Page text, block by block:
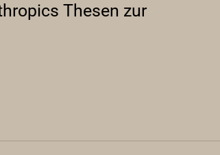
Thesen zur